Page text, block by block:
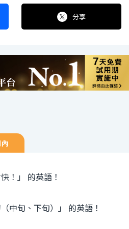
分享
！」 的英語！
中旬、下旬）」 的英語！